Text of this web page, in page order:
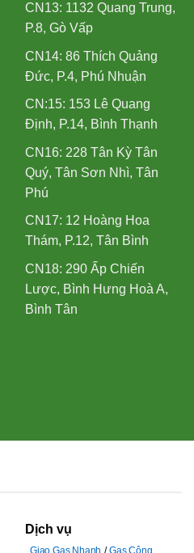
CN13: 1132 Quang Trung,
P.8, Gò Vấp
CN14: 86 Thích Quảng
Đức, P.4, Phú Nhuận
CN:15: 153 Lê Quang
Định, P.14, Bình Thạnh
CN16: 228 Tân Kỳ Tân
Quý, Tân Sơn Nhì, Tân
Phú
CN17: 12 Hoàng Hoa
Thám, P.12, Tân Bình
CN18: 290 Ấp Chiến
Lược, Bình Hưng Hoà A,
Bình Tân
Dịch vụ
Giao Gas Nhanh
Gas Công